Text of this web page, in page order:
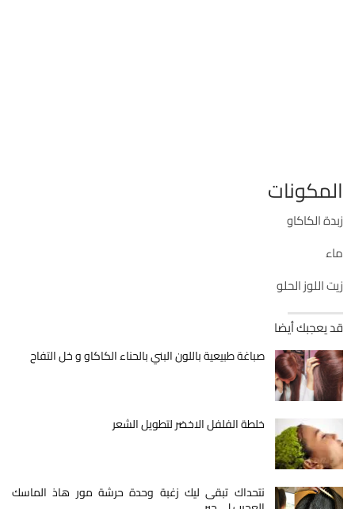
المكونات
زبدة الكاكاو
ماء
زيت اللوز الحلو
قد يعجبك أيضا
صباغة طبيعية باللون البني بالحناء الكاكاو و خل التفاح
خلطة الفلفل الاخضر لتطويل الشعر
نتحداك تبقى ليك زغبة وحدة حرشة مور هاذ الماسك